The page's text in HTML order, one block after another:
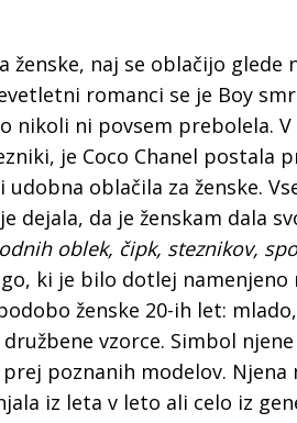
naj se oblačijo glede
romanci se je Boy
nikoli ni povsem prebolela. V
je Coco Chanel postala
oblačila za ženske.
dejala, da je ženskam dala
oblek, čipk, steznikov,
ki je bilo dotlej namenjeno
ženske 20-ih let: mlado,
vzorce. Simbol
poznanih modelov. Njena
iz leta v leto ali celo iz